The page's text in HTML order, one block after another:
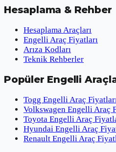
Hesaplama & Rehber
Hesaplama Araçları
Engelli Araç Fiyatları
Arıza Kodları
Teknik Rehberler
Popüler Engelli
Togg Engelli Araç
Volkswagen Engelli Araç
Toyota Engelli Araç
Hyundai Engelli Araç
Renault Engelli Araç